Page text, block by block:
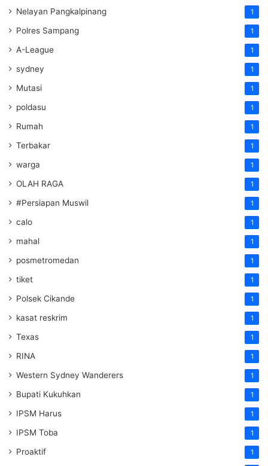
Nelayan Pangkalpinang 1
Polres Sampang 1
A-League 1
sydney 1
Mutasi 1
poldasu 1
Rumah 1
Terbakar 1
warga 1
OLAH RAGA 1
#Persiapan Muswil 1
calo 1
mahal 1
posmetromedan 1
tiket 1
Polsek Cikande 1
kasat reskrim 1
Texas 1
RINA 1
Western Sydney Wanderers 1
Bupati Kukuhkan 1
IPSM Harus 1
IPSM Toba 1
Proaktif 1